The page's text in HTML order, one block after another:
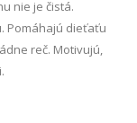
nie je čistá.
Pomáhajú dieťaťu
reč. Motivujú,